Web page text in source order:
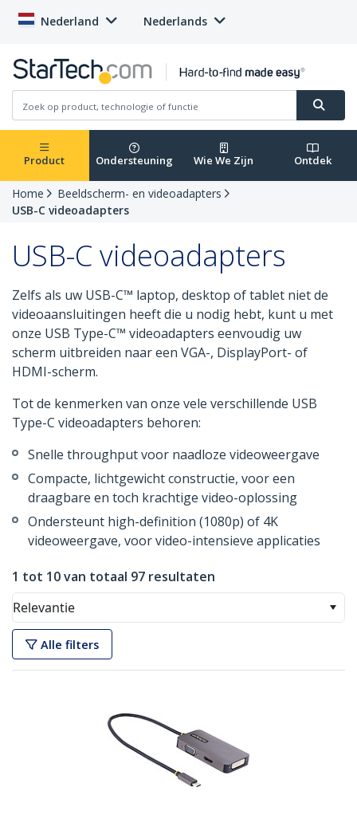
Nederland Nederlands
Product Ondersteuning Wie We Zijn Ontdek
Home
Beeldscherm- en videoadapters
USB-C videoadapters
USB-C videoadapters
Zelfs als uw USB-C™ laptop, desktop of tablet niet de
videoaansluitingen heeft die u nodig hebt, kunt u met
onze USB Type-C™ videoadapters eenvoudig uw
scherm uitbreiden naar een VGA-, DisplayPort- of
HDMI-scherm.
Tot de kenmerken van onze vele verschillende USB
Type-C videoadapters behoren:
Snelle throughput voor naadloze videoweergave
Compacte, lichtgewicht constructie, voor een
draagbare en toch krachtige video-oplossing
Ondersteunt high-definition (1080p) of 4K
videoweergave, voor video-intensieve applicaties
1 tot 10 van totaal 97 resultaten
Relevantie
Alle filters